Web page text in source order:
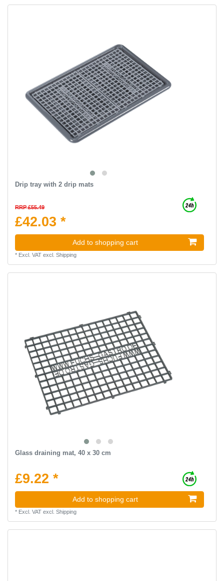
Drip tray with 2 drip mats
RRP £55.49
£42.03 *
Add to shopping cart
* Excl. VATexcl. Shipping
Glass draining mat, 40 x 30 cm
£9.22 *
Add to shopping cart
* Excl. VATexcl. Shipping